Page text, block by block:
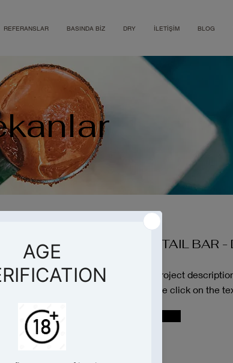
REFERANSLAR BASINDA BİZ DRY İLETİŞİM BLOG
DRY COCKTAIL BAR -
This is your Project
Text" or double click on the